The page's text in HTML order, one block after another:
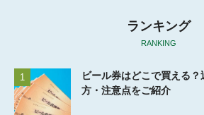
ランキング
RANKING
1
ビール券はどこで買える
方・注意点をご紹介